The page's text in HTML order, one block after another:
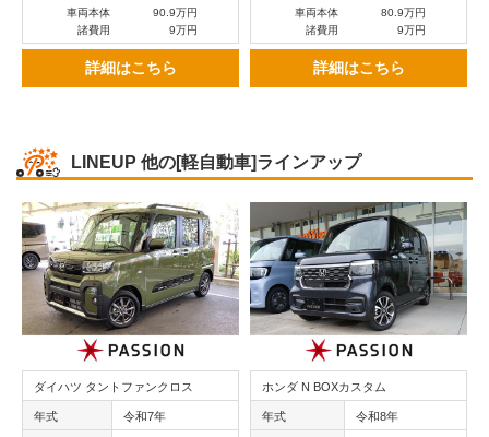
車両本体
90.9万円
諸費用
9万円
詳細はこちら
車両本体
80.9万円
諸費用
9万円
詳細はこちら
LINEUP 他の[軽自動車]ラインアップ
ダイハツ タントファンクロス
年式 令和7年
ホンダ N BOXカスタム
年式 令和8年